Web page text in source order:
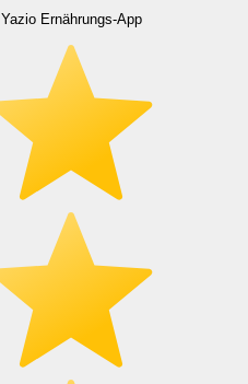
Yazio Ernährungs-App